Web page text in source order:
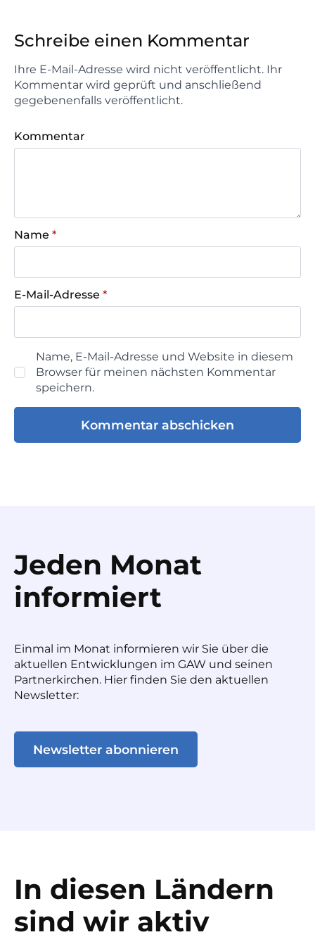
Schreibe einen Kommentar
Ihre E-Mail-Adresse wird nicht veröffentlicht. Ihr
Kommentar wird geprüft und anschließend
gegebenenfalls veröffentlicht.
Kommentar
Name *
E-Mail-Adresse *
Name, E-Mail-Adresse und Website in diesem
Browser für meinen nächsten Kommentar
speichern.
Jeden Monat
informiert
Einmal im Monat informieren wir Sie über die
aktuellen Entwicklungen im GAW und seinen
Partnerkirchen. Hier finden Sie den aktuellen
Newsletter:
Newsletter abonnieren
In diesen Ländern
sind wir aktiv